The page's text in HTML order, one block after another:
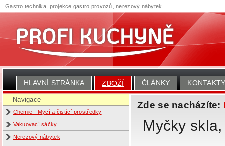
HLAVNÍ STRÁNKA ZBOŽÍ ČLÁNKY
Navigace
Chemie - Mycí a čistící prostředky
Vakuovací sáčky
Nerezový nábytek
Zde se nacházíte:
Myčky
Gastro technika, projekce gastro provozů, nerezový nábytek